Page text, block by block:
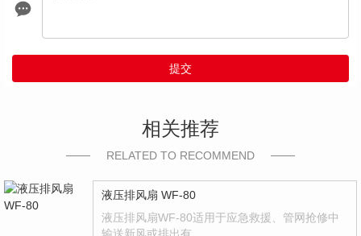
提交
相关推荐
RELATED TO RECOMMEND
液压排风扇 WF-80
液压排风扇WF-80适用于应急救援、管网抢修中